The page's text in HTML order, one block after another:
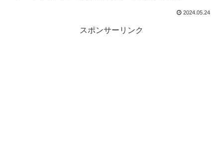
2024.05.24
スポンサーリンク